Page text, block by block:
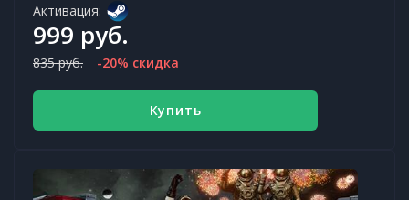
Активация:
999 руб.
835 руб. -20% скидка
Купить